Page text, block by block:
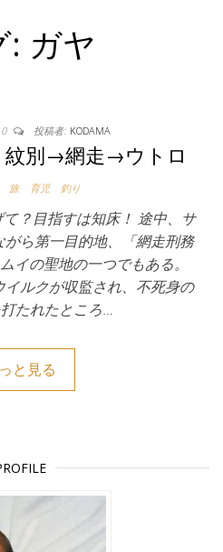
: ガヤ
0 投稿者: KODAMA
別→網走→ウトロ
旅 育児 釣り
？目指すは知床！ 途中、サ
ら第一目的地、「網走刑務
イの聖地の一つでもある。
イルクが収監され、不死身の
たれたところ…
と見る